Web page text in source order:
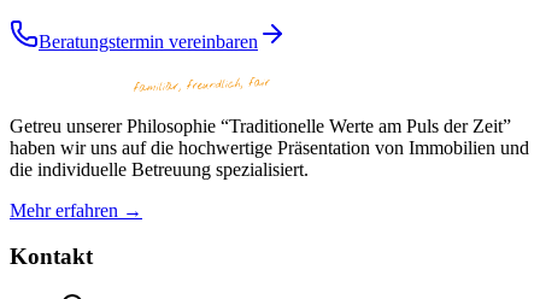
Beratungstermin vereinbaren
Getreu unserer Philosophie “Traditionelle Werte am Puls der Zeit”
haben wir uns auf die hochwertige Präsentation von Immobilien und
die individuelle Betreuung spezialisiert.
Mehr erfahren →
Kontakt